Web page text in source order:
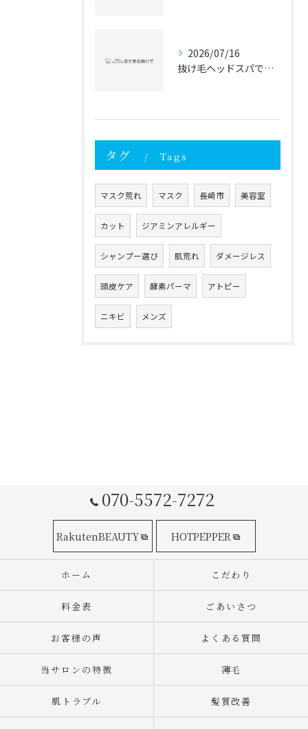
2026/07/16
抜け毛ヘッドスパで抜け毛対策と髪質改善を目指す頭皮ケアの新常識
タグ Tags
マスク荒れ マスク 長崎市 美容室
カット ジアミンアレルギー
シャンプー選び 肌荒れ ダメージレス
頭皮ケア 酵素パーマ アトピー
ニキビ メンズ
070-5572-7272
RakutenBEAUTY HOTPEPPER
ホーム こだわり
料金表 ごあいさつ
お客様の声 よくある質問
当サロンの特徴 薄毛
肌トラブル 髪質改善